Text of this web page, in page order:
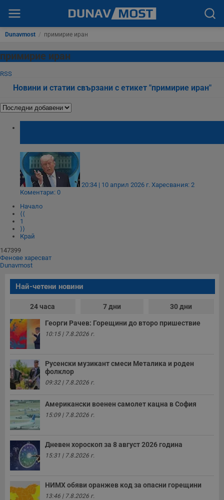
Dunavmost / примирие иран
примирие иран
RSS
Новини и статии свързани с етикет "примирие иран"
20:34 | 10 април 2026 г. Харесвания: 2
Коментари: 0
Начало
⟨⟨
1
⟩⟩
Край
147399
Фенове харесват
Dunavmost
Най-четени новини
24 часа 7 дни 30 дни
Георги Рачев: Горещини до второ пришествие
10:15 | 7.8.2026 г.
Русенски музикант смеси Металика и роден
фолклор
09:32 | 7.8.2026 г.
Американски военен самолет кацна в София
15:09 | 7.8.2026 г.
Дневен хороскоп за 8 август 2026 година
15:31 | 7.8.2026 г.
НИМХ обяви оранжев код за опасни горещини
13:46 | 7.8.2026 г.